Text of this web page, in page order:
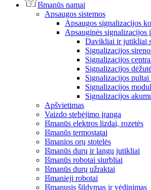
Išmanūs namai
Apsaugos sistemos
Apsaugos signalizacijos
Apsauginės signalizacijos
Davikliai ir jutikliai
Signalizacijos
Signalizacijos
Signalizacijos
Signalizacijos
Signalizacijos
Signalizacijos
Apšvietimas
Vaizdo stebėjimo įranga
Išmanūs elektros lizdai, rozetės
Išmanūs termostatai
Išmanios orų stotelės
Išmanūs durų ir langų jutikliai
Išmanūs robotai siurbliai
Išmanūs durų užraktai
Išmanieji robotai
Išmanusis šildymas ir vėdinimas